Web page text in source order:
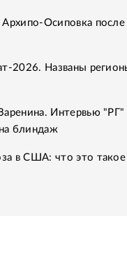
Осиповка
2026. Названы
Интервью
блиндаж
в США: что это